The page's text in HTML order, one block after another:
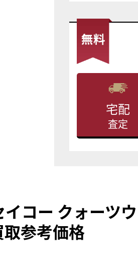
宅配
査定
コー クォーツ
参考価格